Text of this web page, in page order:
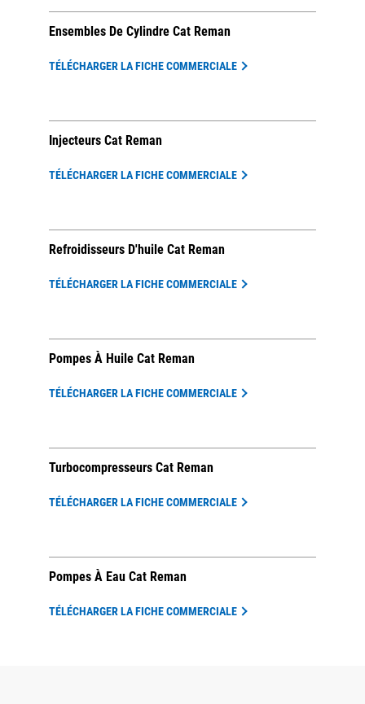
Ensembles De Cylindre Cat Reman
TÉLÉCHARGER LA FICHE COMMERCIALE
Injecteurs Cat Reman
TÉLÉCHARGER LA FICHE COMMERCIALE
Refroidisseurs D'huile Cat Reman
TÉLÉCHARGER LA FICHE COMMERCIALE
Pompes À Huile Cat Reman
TÉLÉCHARGER LA FICHE COMMERCIALE
Turbocompresseurs Cat Reman
TÉLÉCHARGER LA FICHE COMMERCIALE
Pompes À Eau Cat Reman
TÉLÉCHARGER LA FICHE COMMERCIALE